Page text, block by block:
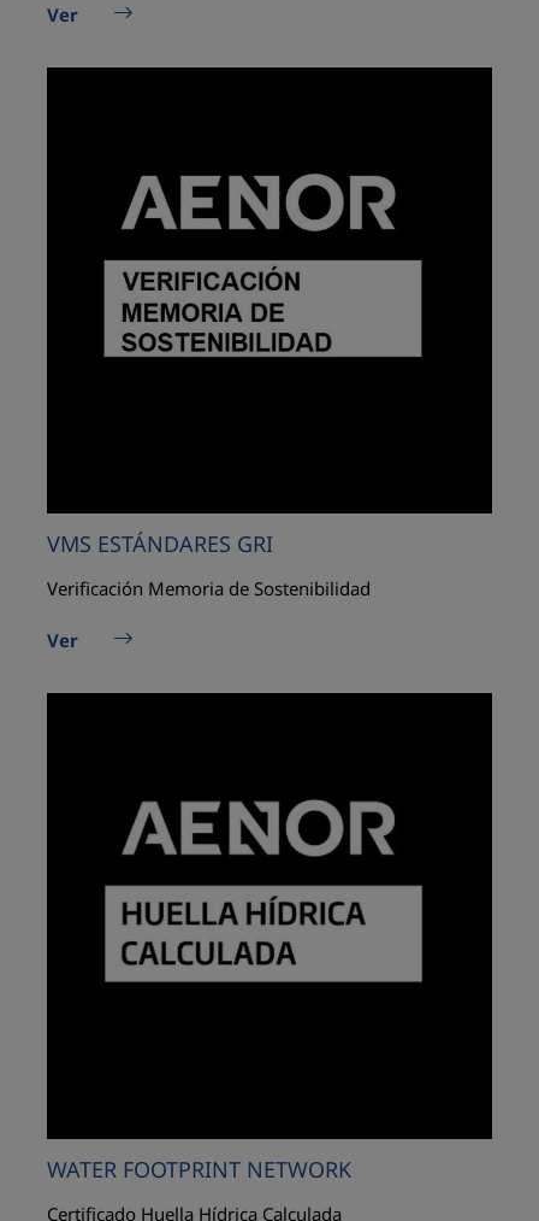
Ver
VMS ESTÁNDARES GRI
Verificación Memoria de Sostenibilidad
Ver
WATER FOOTPRINT NETWORK
Certificado Huella Hídrica Calculada